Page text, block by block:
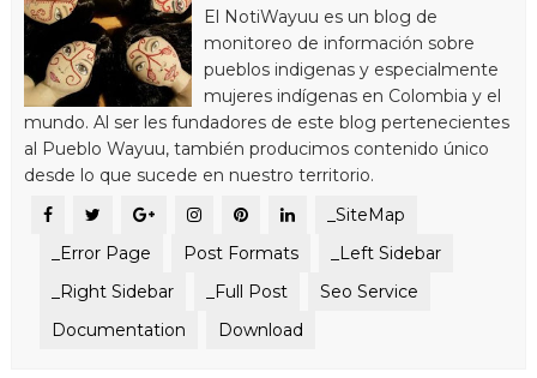
El NotiWayuu es un blog de
monitoreo de información sobre
pueblos indigenas y especialmente
mujeres indígenas en Colombia y el
mundo. Al ser les fundadores de este blog pertenecientes
al Pueblo Wayuu, también producimos contenido único
desde lo que sucede en nuestro territorio.
_SiteMap
_Error Page
Post Formats
_Left Sidebar
_Right Sidebar
_Full Post
Seo Service
Documentation
Download